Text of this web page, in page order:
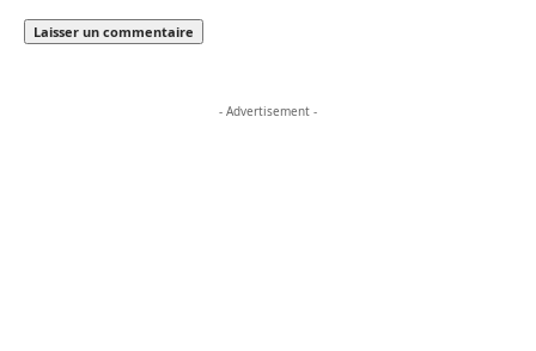
- Advertisement -